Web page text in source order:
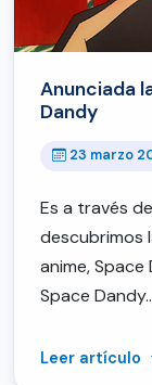
Anunciada
Dandy
23 marzo
Es a través
descubrimos
anime,
Space
Leer artículo